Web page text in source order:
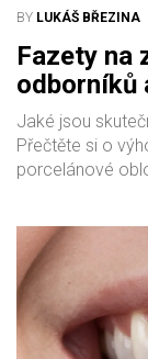
BY LUKÁŠ BŘEZINA
Fazety na
odborníků
Jaké jsou
Přečtěte si o
porcelánové